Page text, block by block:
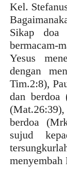
Kel.
Sikap doa
bermacam-
Yesus
dengan
Tim.2:8),
dan berdoa
berdoa
sujud